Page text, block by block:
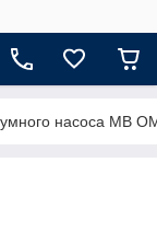
насоса MB